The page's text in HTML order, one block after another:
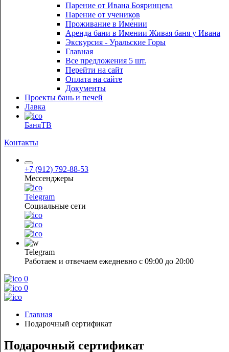
Парение от Ивана Бояринцева
Парение от учеников
Проживание в Име́нии
Аренда бани в Имении Живая баня у Ивана
Экскурсия - Уральские Горы
Главная
Все предложения 5 шт.
Перейти на сайт
Оплата на сайте
Документы
Проекты бань и печей
Лавка
БаняТВ
Контакты
+7 (912) 792-88-53
Мессенджеры
Telegram
Социальные сети
Telegram
Работаем и отвечаем ежедневно с 09:00 до 20:00
0
0
Главная
Подарочный сертификат
Подарочный сертификат